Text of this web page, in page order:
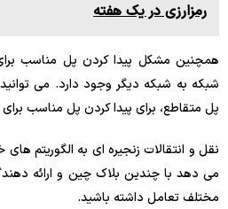
رمزارزی در یک هفته
همچنین مشکل پیدا کردن پل مناسب برای
پل متقاطع، برای پیدا کردن پل مناسب
نقل و انتقالات زنجیره ای به الگوریتم
می دهد با چندین بلاک چین و ارائه
مختلف تعامل داشته باشید.